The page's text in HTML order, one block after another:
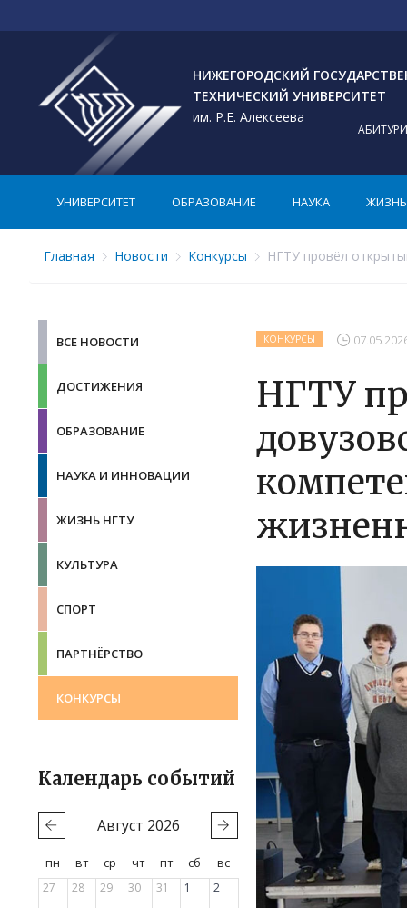
НИЖЕГОРОДСКИЙ
ТЕХНИЧЕСКИЙ УНИВЕРСИТЕТ
им. Р.Е. Алексеева
УНИВЕРСИТЕТ ОБРАЗОВАНИЕ НАУКА ЖИЗНЬ
Главная Новости Конкурсы НГТУ провёл
ВСЕ НОВОСТИ
ДОСТИЖЕНИЯ
ОБРАЗОВАНИЕ
НАУКА И ИННОВАЦИИ
ЖИЗНЬ НГТУ
КУЛЬТУРА
СПОРТ
ПАРТНЁРСТВО
КОНКУРСЫ
Календарь событий
Август 2026
пн вт ср чт пт сб
вс
27
28 29 30 31 1
2
КОНКУРСЫ
НГТУ